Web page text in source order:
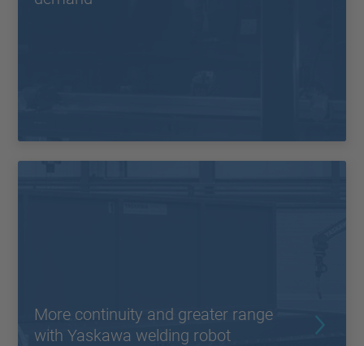
More continuity and greater range
with Yaskawa welding robot